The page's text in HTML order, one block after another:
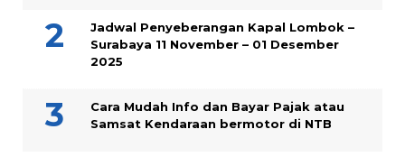
Jadwal Penyeberangan Kapal Lombok –
Surabaya 11 November – 01 Desember
2025
Cara Mudah Info dan Bayar Pajak atau
Samsat Kendaraan bermotor di NTB